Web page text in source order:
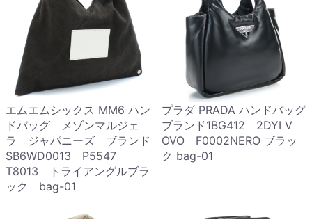
エムエムシックス MM6 ハン
ドバッグ メゾンマルジェ
ラ ジャパニーズ ブランド
SB6WD0013 P5547
T8013 トライアングルブラ
ック bag-01
プラダ PRADA ハンドバッグ
ブランド1BG412 2DYI V
OVO F0002NERO ブラッ
ク bag-01